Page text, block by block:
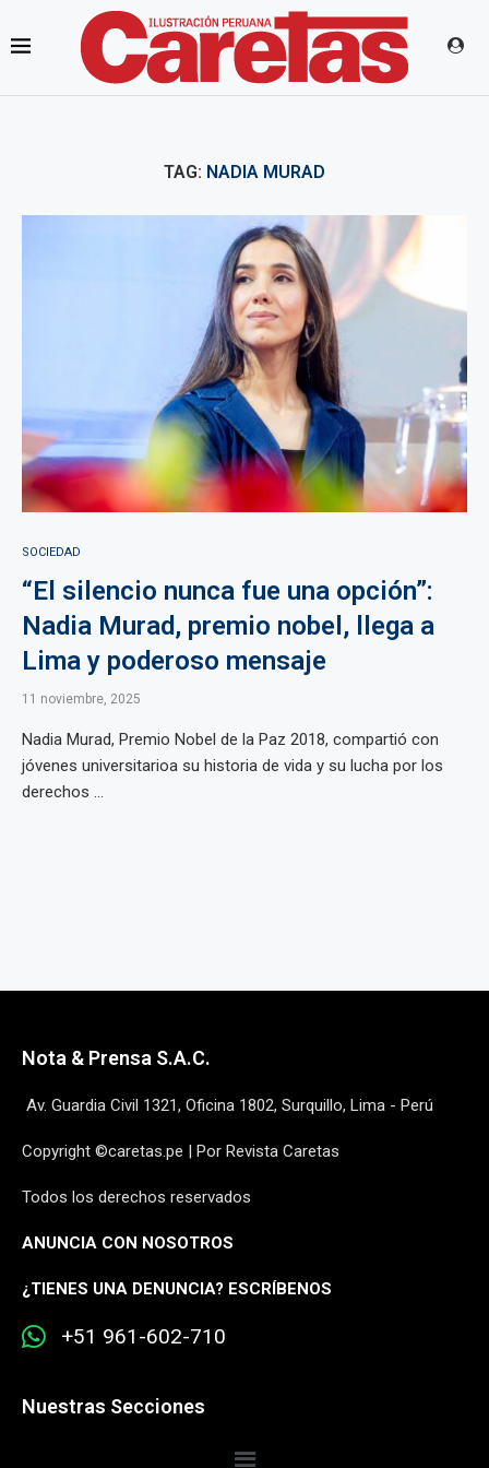
TAG: NADIA MURAD
SOCIEDAD
“El silencio nunca fue una opción”:
Nadia Murad, premio nobel, llega a
Lima y poderoso mensaje
11 noviembre, 2025
Nadia Murad, Premio Nobel de la Paz 2018, compartió con
jóvenes universitarioa su historia de vida y su lucha por los
derechos ...
Nota & Prensa S.A.C.
Av. Guardia Civil 1321, Oficina 1802, Surquillo, Lima - Perú
Copyright ©caretas.pe | Por Revista Caretas
Todos los derechos reservados
ANUNCIA CON NOSOTROS
¿TIENES UNA DENUNCIA? ESCRÍBENOS
+51 961-602-710
Nuestras Secciones